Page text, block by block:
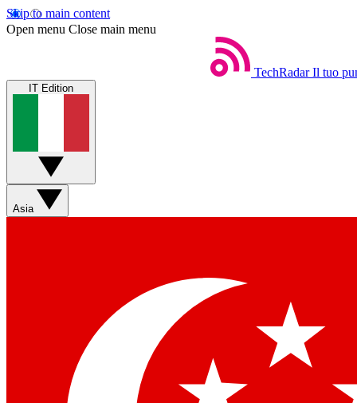
Skip to main content
Open menu Close main menu
TechRadar Il tuo
IT Edition
Asia